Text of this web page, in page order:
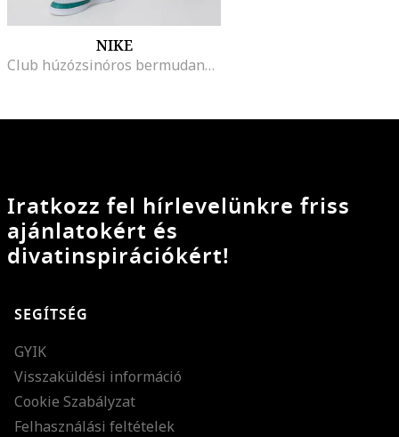
NIKE
Club húzózsinóros bermudanadrág, Világoskék
Iratkozz fel hírlevelünkre friss
ajánlatokért és
divatinspirációkért!
SEGÍTSÉG
GYIK
Visszaküldési információ
Cookie Szabályzat
Felhasználási feltételek